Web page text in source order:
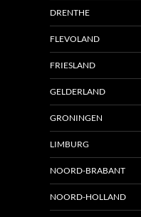
DRENTHE
FLEVOLAND
FRIESLAND
GELDERLAND
GRONINGEN
LIMBURG
NOORD-BRABANT
NOORD-HOLLAND